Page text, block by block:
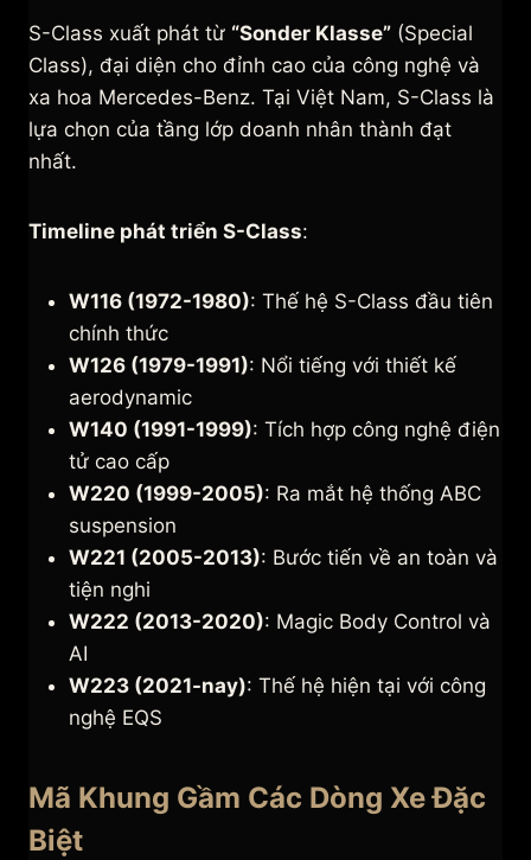
S-Class xuất phát từ “Sonder Klasse” (Special
Class), đại diện cho đỉnh cao của công nghệ và
xa hoa Mercedes-Benz. Tại Việt Nam, S-Class là
lựa chọn của tầng lớp doanh nhân thành đạt
nhất.
Timeline phát triển S-Class:
W116 (1972-1980): Thế hệ S-Class đầu tiên
chính thức
W126 (1979-1991): Nổi tiếng với thiết kế
aerodynamic
W140 (1991-1999): Tích hợp công nghệ điện
tử cao cấp
W220 (1999-2005): Ra mắt hệ thống ABC
suspension
W221 (2005-2013): Bước tiến về an toàn và
tiện nghi
W222 (2013-2020): Magic Body Control và
AI
W223 (2021-nay): Thế hệ hiện tại với công
nghệ EQS
Mã Khung Gầm Các Dòng Xe Đặc
Biệt